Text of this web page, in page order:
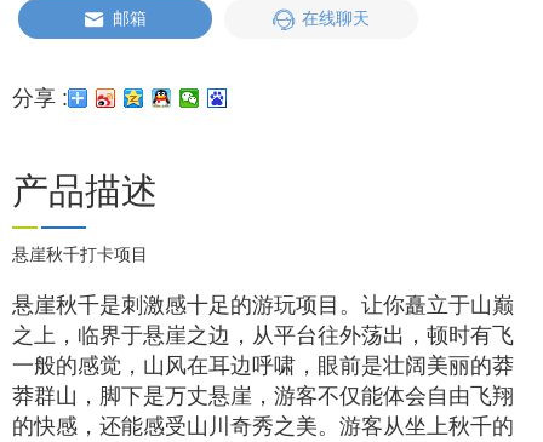
邮箱 在线聊天
分享 :
产品描述
悬崖秋千打卡项目
悬崖秋千是刺激感十足的游玩项目。让你矗立于山巅
之上，临界于悬崖之边，从平台往外荡出，顿时有飞
一般的感觉，山风在耳边呼啸，眼前是壮阔美丽的莽
莽群山，脚下是万丈悬崖，游客不仅能体会自由飞翔
的快感，还能感受山川奇秀之美。游客从坐上秋千的